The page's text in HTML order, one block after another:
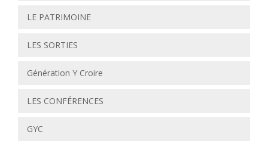
LE PATRIMOINE
LES SORTIES
Génération Y Croire
LES CONFÉRENCES
GYC